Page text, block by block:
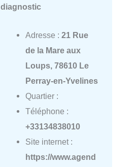
diagnostic
Adresse : 21 Rue
de la Mare aux
Loups, 78610 Le
Perray-en-Yvelines
Quartier :
Téléphone :
+33134838010
Site internet :
https://www.agend